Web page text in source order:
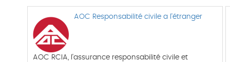
AOC Responsabilité civile a l'étranger
AOC RCIA, l'assurance responsabilité civile et